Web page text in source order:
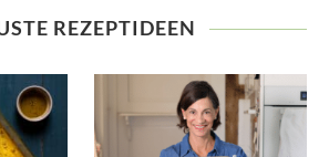
REZEPTIDEEN